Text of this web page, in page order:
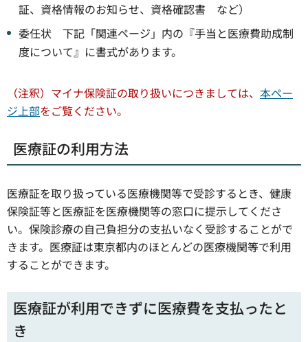
証、資格情報のお知らせ、資格確認書 など）
委任状 下記「関連ページ」内の『手当と医療費助成制
度について』に書式があります。
（注釈）マイナ保険証の取り扱いにつきましては、 本ペー
ジ上部をご覧ください。
医療証の利用方法
医療証を取り扱っている医療機関等で受診するとき、健康
保険証等と医療証を医療機関等の窓口に提示してくださ
い。保険診療の自己負担分の支払いなく受診することがで
きます。医療証は東京都内のほとんどの医療機関等で利用
することができます。
医療証が利用できずに医療費を支払ったと
き